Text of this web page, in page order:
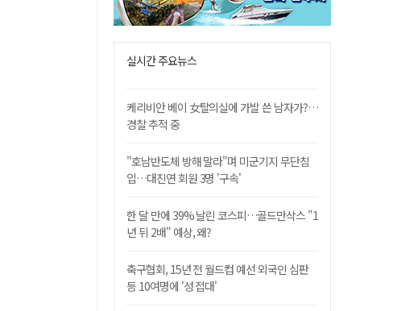
실시간 주요뉴스
케리비안 베이 女탈의실에 가발 쓴 남자가?…
경찰 추적 중
"호남반도체 방해 말라"며 미군기지 무단침
입…대진연 회원 3명 '구속'
한 달 만에 39% 날린 코스피…골드만삭스 "1
년 뒤 2배" 예상, 왜?
축구협회, 15년 전 월드컵 예선 외국인 심판
등 10여명에 '성 접대'